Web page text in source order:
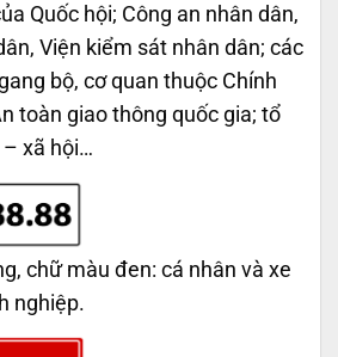
Quốc hội; Công an nhân dân,
Viện kiểm sát nhân dân; các
bộ, cơ quan thuộc Chính
toàn giao thông quốc gia; tổ
xã hội…
chữ màu đen: cá nhân và xe
nghiệp.